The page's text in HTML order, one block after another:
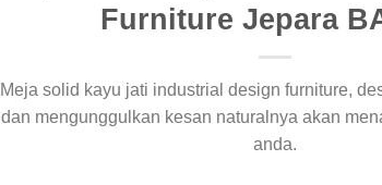
Furniture Jepara
Meja solid kayu jati industrial design furniture,
dan mengunggulkan kesan naturalnya akan
anda.